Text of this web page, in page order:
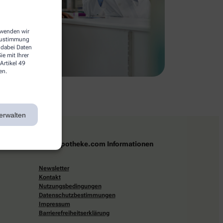
wir
Daten
mit Ihrer
49
apotheke.com Informationen
Newsletter
Kontakt
Nutzungsbedingungen
Datenschutzbestimmungen
Impressum
Barrierefreiheitserklärung